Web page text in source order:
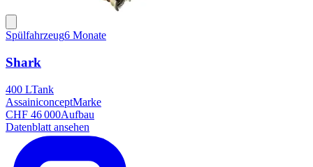
Spülfahrzeug6 Monate
Shark
400 LTank
AssainiconceptMarke
CHF 46 000Aufbau
Datenblatt ansehen